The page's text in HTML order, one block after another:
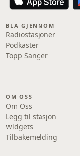
BLA GJENNOM
Radiostasjoner
Podkaster
Topp Sanger
OM OSS
Om Oss
Legg til stasjon
Widgets
Tilbakemelding